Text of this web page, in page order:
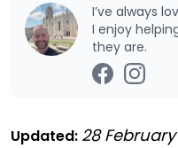
I’ve always
I enjoy
they are.
Updated: 28